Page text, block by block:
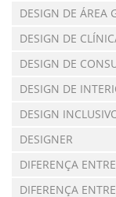
DESIGN DE ÁREA
DESIGN DE
DESIGN DE
DESIGN DE
DESIGN
DESIGNER
DIFERENÇA
DIFERENÇA